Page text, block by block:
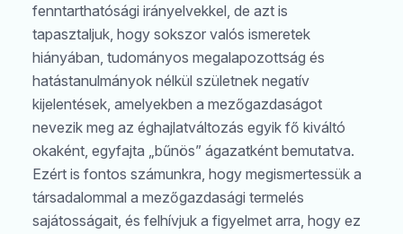
fenntarthatósági irányelvekkel, de azt is
tapasztaljuk, hogy sokszor valós ismeretek
hiányában, tudományos megalapozottság és
hatástanulmányok nélkül születnek negatív
kijelentések, amelyekben a mezőgazdaságot
nevezik meg az éghajlatváltozás egyik fő kiváltó
okaként, egyfajta „bűnös” ágazatként bemutatva.
Ezért is fontos számunkra, hogy megismertessük a
társadalommal a mezőgazdasági termelés
sajátosságait, és felhívjuk a figyelmet arra, hogy ez